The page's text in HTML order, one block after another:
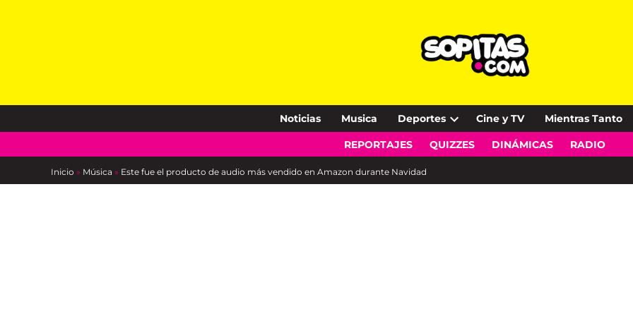
Noticias Musica Deportes
Open
dropdown
Cine y TV Mientras Tanto
REPORTAJES QUIZZES DINÁMICAS RADIO
Inicio » Música » Este fue el producto de audio más vendido en Amazon durante Navidad